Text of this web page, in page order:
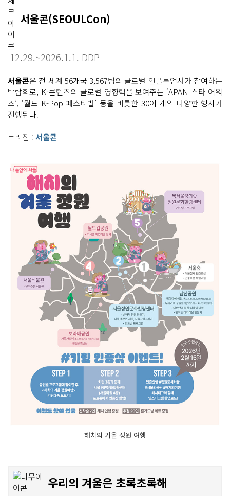
서울콘(SEOULCon)
12.29.~2026.1.1. DDP
서울콘은 전 세계 56개국 3,567팀의 글로벌 인플루언서가 참여하는
박람회로, K-콘텐츠의 글로벌 영향력을 보여주는 ‘APAN 스타 어워
즈’, ‘월드 K-Pop 페스티벌’ 등을 비롯한 30여 개의 다양한 행사가
진행된다.
누리집 : 서울콘
해치의 겨울 정원 여행
우리의 겨울은 초록초록해